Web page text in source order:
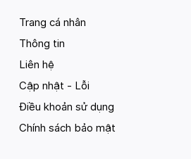
Trang cá nhân
Thông tin
Liên hệ
Cập nhật - Lỗi
Điều khoản sử dụng
Chính sách bảo mật